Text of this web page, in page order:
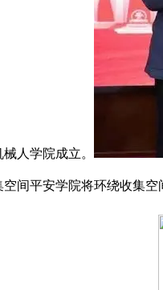
人学院成立。
间平安学院将环绕收集